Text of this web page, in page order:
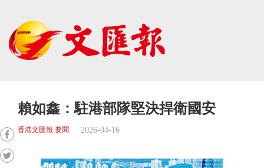
賴如鑫：駐港部隊堅決捍衛國安
香港文匯報 要聞 2026-04-16